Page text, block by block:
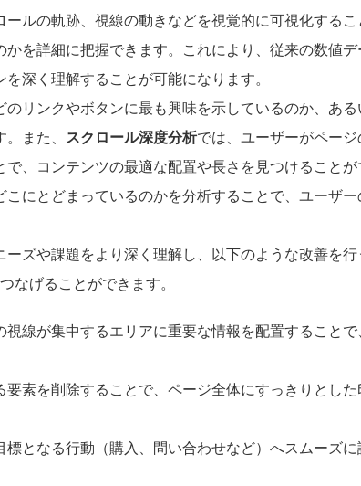
ルの軌跡、視線の動きなどを視覚的に可視化するこ
を詳細に把握できます。これにより、従来の数値デ
深く理解することが可能になります。
のリンクやボタンに最も興味を示しているのか、ある
また、
スクロール深度分析では、ユーザーがページ
、コンテンツの最適な配置や長さを見つけることが
こにとどまっているのかを分析することで、ユーザー
ズや課題をより深く理解し、以下のような改善を行
なげることができます。
視線が集中するエリアに重要な情報を配置することで
素を削除することで、ページ全体にすっきりとした
となる行動（購入、問い合わせなど）へスムーズに